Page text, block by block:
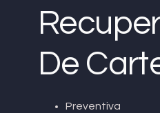
De
Preventiva